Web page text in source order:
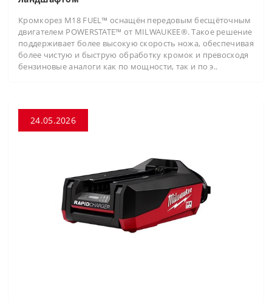
Кромкорез M18 FUEL™ оснащён передовым бесщёточным
двигателем POWERSTATE™ от MILWAUKEE®. Такое решение
поддерживает более высокую скорость ножа, обеспечивая
более чистую и быструю обработку кромок и превосходя
бензиновые аналоги как по мощности, так и по э..
24.05.2026